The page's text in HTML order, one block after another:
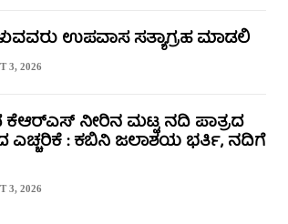
ಉಪವಾಸ ಸತ್ಯಾಗ್ರಹ ಮಾಡಲಿ
3, 2026
ಕೆಆರ್‌ಎಸ್ ನೀರಿನ ಮಟ್ಟ ನದಿ ಪಾತ್ರದ
ಎಚ್ಚರಿಕೆ : ಕಬಿನಿ ಜಲಾಶಯ ಭರ್ತಿ, ನದಿಗೆ
3, 2026